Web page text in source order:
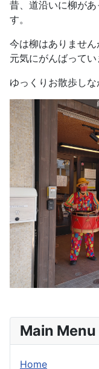
昔、道沿いに柳が
す。
今は柳はありませ
元気にがんばってい
ゆっくりお散歩し
Main Menu
Home